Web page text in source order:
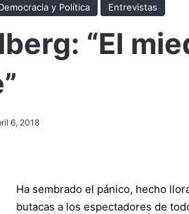
y Política Entrevistas
“El
6, 2018
Ha sembrado el pánico, hecho
butacas a los espectadores de